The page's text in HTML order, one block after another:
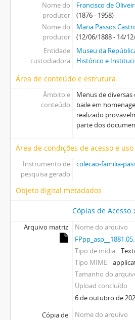
Nome do
produtor
Francisco de
(1876 - 1958)
Nome do
produtor
Maria Passos
(12/06/1888 - 14/
Entidade
custodiadora
Museu da
Histórico e
Área de conteúdo e estrutura
Âmbito e
conteúdo
Menus de
baile em
realizado
parte dos
Área de condições de acesso e uso
Instrumento de
pesquisa gerado
colecao-familia-
Objeto digital metadados
Cópias de Acesso
Arquivo matriz
Nome do arquivo
Tipo de mídia
Tipo MIME
Tamanho do
Upload concluído
6 de outubro de
Cópia de
Nome do arquivo